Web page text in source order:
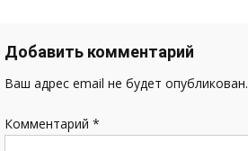
записям
Добавить комментарий
Ваш адрес email не будет опубликован.
Комментарий *